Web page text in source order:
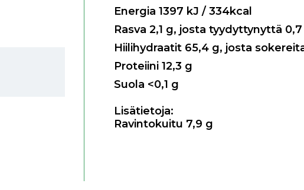
Energia 1397 kJ / 334kcal
Rasva 2,1 g, josta tyydyttynyttä 0,7
Hiilihydraatit 65,4g, josta
Proteiini 12,3 g
Suola <0,1 g
Lisätietoja:
Ravintokuitu 7,9 g